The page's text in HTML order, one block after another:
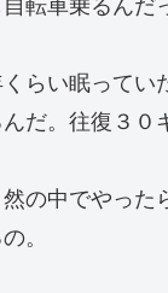
転車乗るんだ
らい眠ってい
だ。往復３０
の中でやった
。